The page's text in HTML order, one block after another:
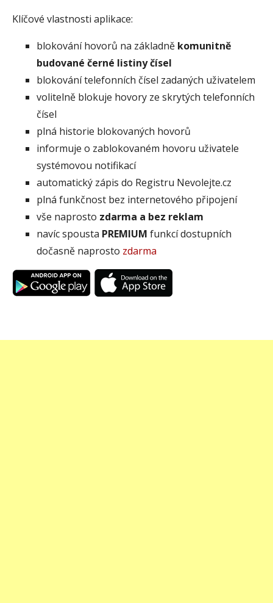
Klíčové vlastnosti aplikace:
blokování hovorů na základně komunitně
budované černé listiny čísel
blokování telefonních čísel zadaných uživatelem
volitelně blokuje hovory ze skrytých telefonních
čísel
plná historie blokovaných hovorů
informuje o zablokovaném hovoru uživatele
systémovou notifikací
automatický zápis do Registru Nevolejte.cz
plná funkčnost bez internetového připojení
vše naprosto zdarma a bez reklam
navíc spousta PREMIUM funkcí dostupních
dočasně naprosto zdarma